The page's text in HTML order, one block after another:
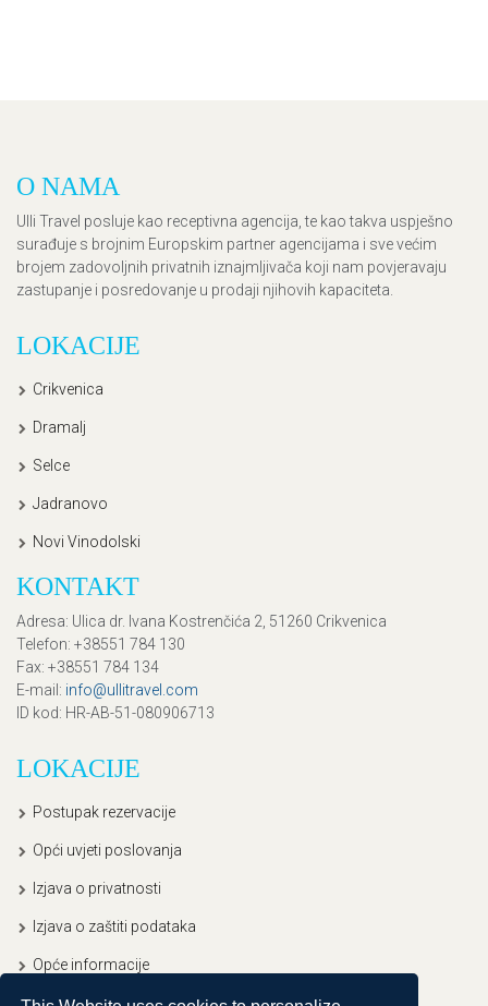
O NAMA
Ulli Travel posluje kao receptivna agencija, te kao takva uspješno
surađuje s brojnim Europskim partner agencijama i sve većim
brojem zadovoljnih privatnih iznajmljivača koji nam povjeravaju
zastupanje i posredovanje u prodaji njihovih kapaciteta.
LOKACIJE
Crikvenica
Dramalj
Selce
Jadranovo
Novi Vinodolski
KONTAKT
Adresa: Ulica dr. Ivana Kostrenčića 2, 51260 Crikvenica
Telefon: +38551 784 130
Fax: +38551 784 134
E-mail : info@ullitravel.com
ID kod: HR-AB-51-080906713
LOKACIJE
Postupak rezervacije
Opći uvjeti poslovanja
Izjava o privatnosti
Izjava o zaštiti podataka
Opće informacije